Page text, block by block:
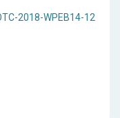
2018-WPEB14-12